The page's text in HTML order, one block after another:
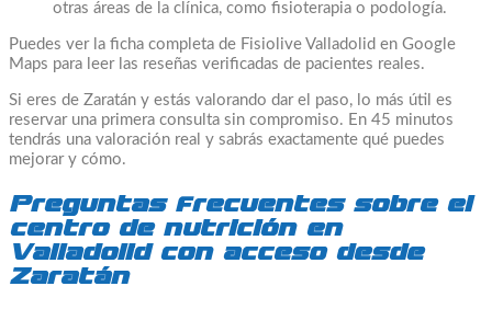
otras áreas de la clínica, como fisioterapia o podología.
Puedes ver la ficha completa de Fisiolive Valladolid en Google
Maps para leer las reseñas verificadas de pacientes reales.
Si eres de Zaratán y estás valorando dar el paso, lo más útil es
reservar una primera consulta sin compromiso. En 45 minutos
tendrás una valoración real y sabrás exactamente qué puedes
mejorar y cómo.
Preguntas frecuentes sobre el
centro de nutrición en
Valladolid con acceso desde
Zaratán